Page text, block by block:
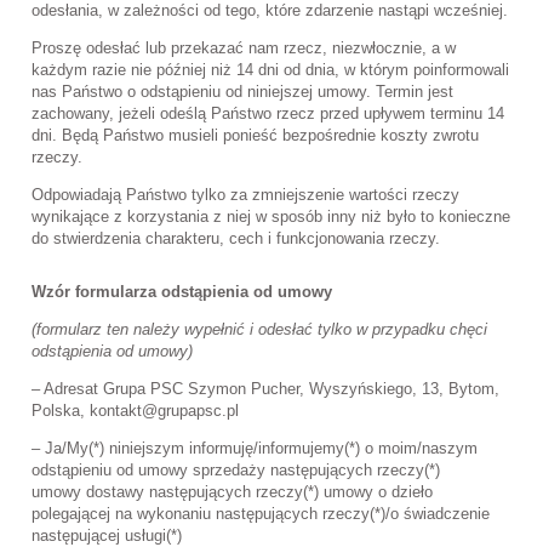
odesłania, w zależności od tego, które zdarzenie nastąpi wcześniej.
Proszę odesłać lub przekazać nam rzecz, niezwłocznie, a w
każdym razie nie później niż 14 dni od dnia, w którym poinformowali
nas Państwo o odstąpieniu od niniejszej umowy. Termin jest
zachowany, jeżeli odeślą Państwo rzecz przed upływem terminu 14
dni. Będą Państwo musieli ponieść bezpośrednie koszty zwrotu
rzeczy.
Odpowiadają Państwo tylko za zmniejszenie wartości rzeczy
wynikające z korzystania z niej w sposób inny niż było to konieczne
do stwierdzenia charakteru, cech i funkcjonowania rzeczy.
Wzór formularza odstąpienia od umowy
(formularz ten należy wypełnić i odesłać tylko w przypadku chęci
odstąpienia od umowy)
– Adresat Grupa PSC Szymon Pucher, Wyszyńskiego, 13, Bytom,
Polska, kontakt@grupapsc.pl
– Ja/My(*) niniejszym informuję/informujemy(*) o moim/naszym
odstąpieniu od umowy sprzedaży następujących rzeczy(*)
umowy dostawy następujących rzeczy(*) umowy o dzieło
polegającej na wykonaniu następujących rzeczy(*)/o świadczenie
następującej usługi(*)